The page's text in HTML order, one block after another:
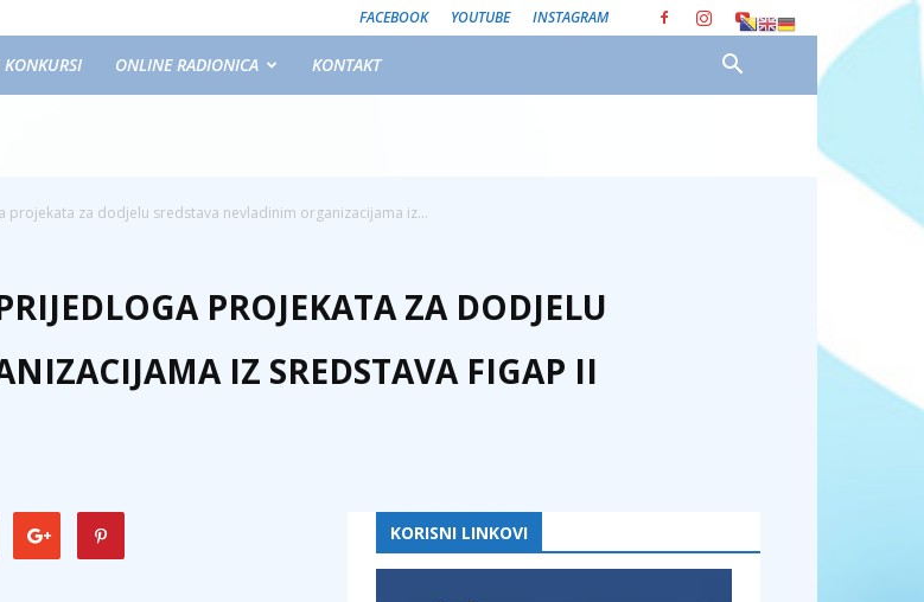
FACEBOOK YOUTUBE INSTAGRAM
ONLINE RADIONICA KONTAKT
projekata za dodjelu sredstava nevladinim organizacijama iz...
PROJEKATA ZA DODJELU
IZ SREDSTAVA FIGAP II
KORISNI LINKOVI